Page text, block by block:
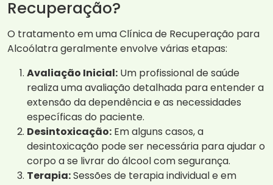
Recuperação?
O tratamento em uma Clínica de Recuperação para
Alcoólatra geralmente envolve várias etapas:
Avaliação Inicial: Um profissional de saúde
realiza uma avaliação detalhada para entender a
extensão da dependência e as necessidades
específicas do paciente.
Desintoxicação: Em alguns casos, a
desintoxicação pode ser necessária para ajudar o
corpo a se livrar do álcool com segurança.
Terapia:Sessões de terapia individual e em